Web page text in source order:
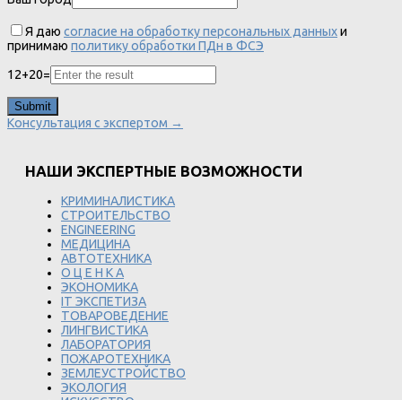
Я даю согласие на обработку персональных данныхи
принимаю политику обработки ПДн в ФСЭ
12+20=
Консультация с экспертом →
НАШИ ЭКСПЕРТНЫЕ ВОЗМОЖНОСТИ
КРИМИНАЛИСТИКА
СТРОИТЕЛЬСТВО
ENGINEERING
МЕДИЦИНА
АВТОТЕХНИКА
О Ц Е Н К А
ЭКОНОМИКА
IT ЭКСПЕТИЗА
ТОВАРОВЕДЕНИЕ
ЛИНГВИСТИКА
ЛАБОРАТОРИЯ
ПОЖАРОТЕХНИКА
ЗЕМЛЕУСТРОЙСТВО
ЭКОЛОГИЯ